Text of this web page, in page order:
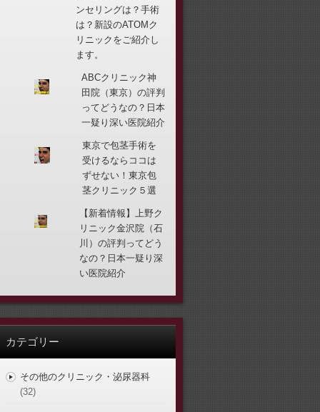
ンセリングは？手術
は？新設のATOMク
リニックをご紹介し
ます。
ABCクリニック神
田院（東京）の評判
ってどうなの？日本
一疑り深い医院紹介
東京で包茎手術を
受けるならココは
ずせない！東京包
茎クリニック５選
【新着情報】上野ク
リニック金沢院（石
川）の評判ってどう
なの？日本一疑り深
い医院紹介
カテゴリー
その他のクリニック・泌尿器科
(32)